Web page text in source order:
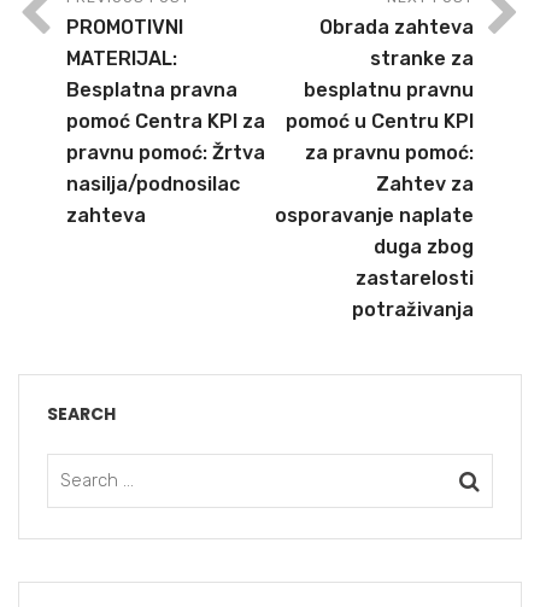
PROMOTIVNI
MATERIJAL:
Besplatna pravna
pomoć Centra KPI za
pravnu pomoć: Žrtva
nasilja/podnosilac
zahteva
Obrada zahteva
stranke za
besplatnu pravnu
pomoć u Centru KPI
za pravnu pomoć:
Zahtev za
osporavanje naplate
duga zbog
zastarelosti
potraživanja
SEARCH